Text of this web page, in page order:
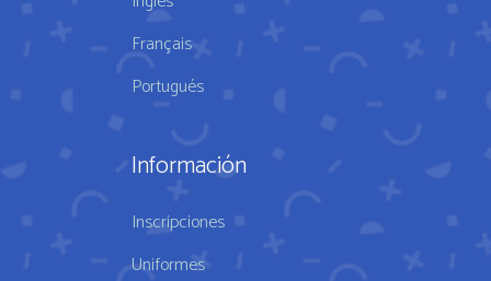
Français
Portugués
Información
Inscripciones
Uniformes